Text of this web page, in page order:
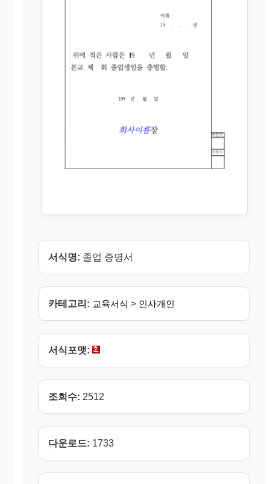
서식명: 졸업 증명서
카테고리: 교육서식 > 인사개인
서식포맷:
조회수: 2512
다운로드: 1733